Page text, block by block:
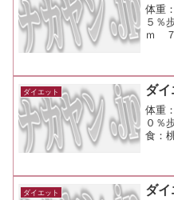
体重
５％
ｍ
食
食：
モ：
ダイエット ダイ
体重
０％
食：
食
もと
ダイエット ダイ